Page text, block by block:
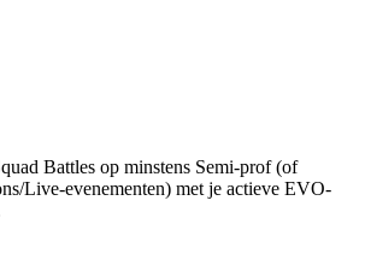
Battles op minstens Semi-prof (of
Live-evenementen) met je actieve EVO-